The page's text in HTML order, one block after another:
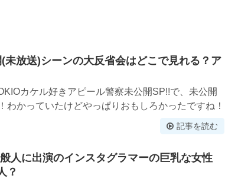
未放送)シーンの大反省会はどこで見れる？ア
カケル好きアピール警察未公開SP!!で、未公開
わかっていたけどやっぱりおもしろかったですね！
記事を読む
人に出演のインスタグラマーの巨乳な女性
？